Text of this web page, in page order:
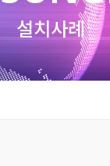
설치사례